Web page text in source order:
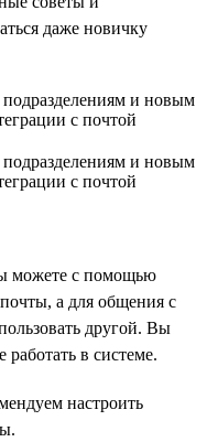
даже новичку
можете с помощью
а для общения с
другой. Вы
работать в системе.
настроить